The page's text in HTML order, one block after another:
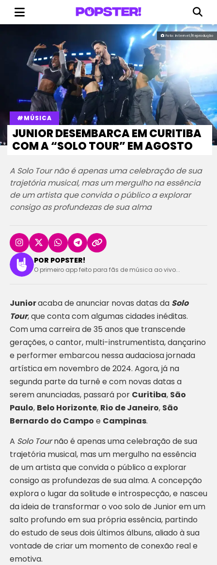
Foto: Internet/Reprodução
#MÚSICA
JUNIOR DESEMBARCA EM CURITIBA
COM A “SOLO TOUR” EM AGOSTO
A Solo Tour não é apenas uma celebração de sua
trajetória musical, mas um mergulho na essência
de um artista que convida o público a explorar
consigo as profundezas de sua alma
POR POPSTER!
O primeiro app feito para fãs de música ao vivo...
Junioracaba de anunciar novas datas da Solo
Tour, que conta com algumas cidades inéditas.
Com uma carreira de 35 anos que transcende
gerações, o cantor, multi-instrumentista, dançarino
e performer embarcou nessa audaciosa jornada
artística em novembro de 2024. Agora, já na
segunda parte da turnê e com novas datas a
serem anunciadas, passará por Curitiba, São
Paulo, Belo Horizonte, Rio de Janeiro, São
Bernardo do Campo e Campinas.
A Solo Tournão é apenas uma celebração de sua
trajetória musical, mas um mergulho na essência
de um artista que convida o público a explorar
consigo as profundezas de sua alma. A concepção
explora o lugar da solitude e introspecção, e nasceu
da ideia de transformar o voo solo de Junior em um
salto profundo em sua própria essência, partindo
do estudo de seus dois últimos álbuns, aliado à sua
vontade de criar um momento de conexão real e
emotiva.